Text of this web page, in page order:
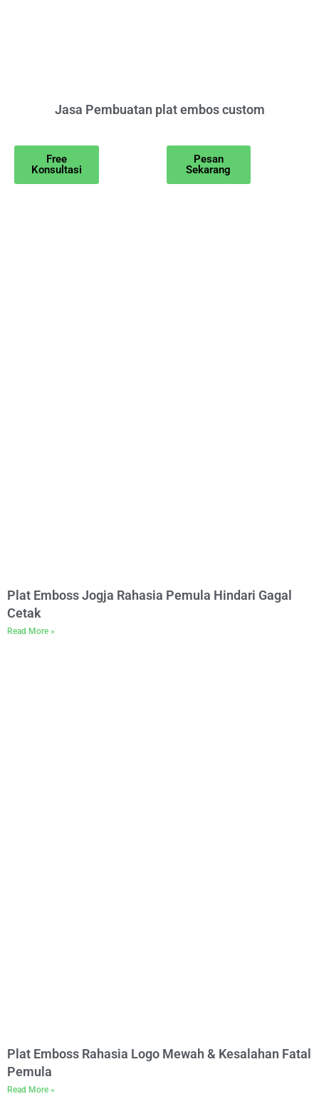
Jasa Pembuatan plat embos custom
Free
Konsultasi
Pesan
Sekarang
Plat Emboss Jogja Rahasia Pemula Hindari Gagal
Cetak
Read More »
Plat Emboss Rahasia Logo Mewah & Kesalahan Fatal
Pemula
Read More »